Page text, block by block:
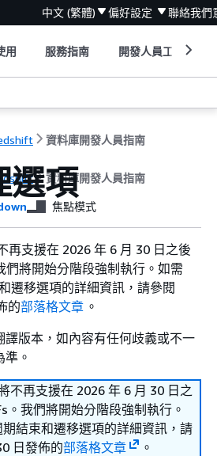
中文 (繁體) 偏好設定 聯絡我們
用 服務指南 開發人員工具
資料庫開發人員指南
資料庫開發人員指南
選項
焦點模式
支援在 2026 年 6 月 30 日之後
們將開始分階段強制執行。如需
遷移選項的詳細資訊，請參閱
的部落格文章 。
譯版本，如內容有任何歧義或不一
。
不再支援在 2026 年 6 月 30 日之
。我們將開始分階段強制執行。
結束和遷移選項的詳細資訊，請
日發佈的部落格文章
。